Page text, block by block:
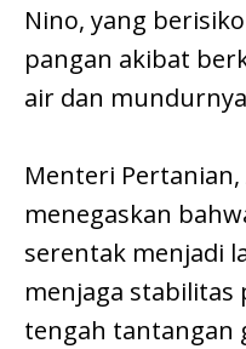
Nino, yang
pangan akibat
air dan
Menteri
menegaskan
serentak menjadi
menjaga stabilitas
tengah tantangan